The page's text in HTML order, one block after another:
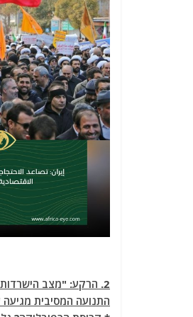
2. הרקע: "מצב הישרדות" באיראן
התנועה המסיבית מגיעה